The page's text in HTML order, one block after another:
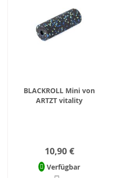
BLACKROLL Mini von
ARTZT vitality
10,90 €
Verfügbar